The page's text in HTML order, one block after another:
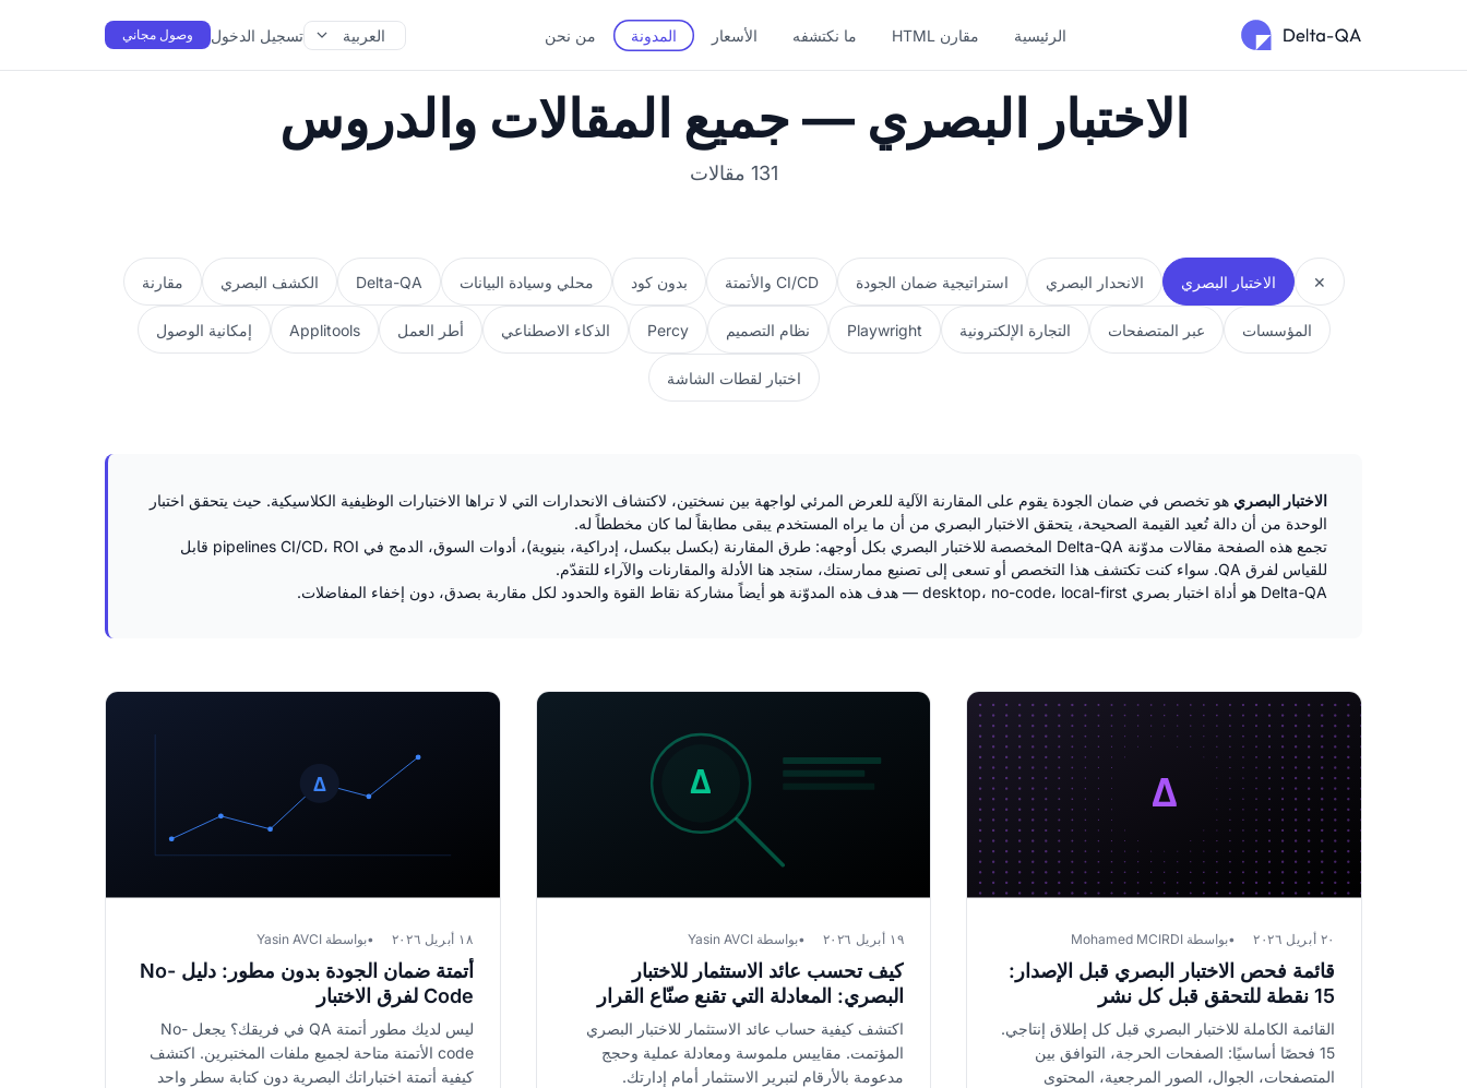
الرئيسية مقارن HTML ما نكتشفه الأسعار المدونة من نحن العربية تسجيل الدخول وصول مجاني
الاختبار البصري — جميع المقالات والدروس
131 مقالات
✕ الاختبار البصري الانحدار البصري استراتيجية ضمان الجودة CI/CD والأتمتة بدون كود محلي وسيادة البيانات Delta-QA الكشف البصري مقارنة
المؤسسات عبر المتصفحات التجارة الإلكترونية Playwright نظام التصميم Percy الذكاء الاصطناعي أطر العمل Applitools إمكانية الوصول
اختبار لقطات الشاشة
الاختبار البصري هو تخصص في ضمان الجودة يقوم على المقارنة الآلية للعرض المرئي لواجهة بين نسختين، لاكتشاف الانحدارات التي لا تراها الاختبارات الوظيفية الكلاسيكية. حيث يتحقق اختبار
الوحدة من أن دالة تُعيد القيمة الصحيحة، يتحقق الاختبار البصري من أن ما يراه المستخدم يبقى مطابقاً لما كان مخططاً له.
تجمع هذه الصفحة مقالات مدوّنة Delta-QA المخصصة للاختبار البصري بكل أوجهه: طرق المقارنة (بكسل ببكسل، إدراكية، بنيوية)، أدوات السوق، الدمج في pipelines CI/CD، ROI قابل
للقياس لفرق QA. سواء كنت تكتشف هذا التخصص أو تسعى إلى تصنيع ممارستك، ستجد هنا الأدلة والمقارنات والآراء للتقدّم.
Delta-QA هو أداة اختبار بصري desktop، no-code، local-first — هدف هذه المدوّنة هو أيضاً مشاركة نقاط القوة والحدود لكل مقاربة بصدق، دون إخفاء المفاضلات.
٢٠ أبريل ٢٠٢٦ بواسطة Mohamed MCIRDI
قائمة فحص الاختبار البصري قبل الإصدار:
15 نقطة للتحقق قبل كل نشر
القائمة الكاملة للاختبار البصري قبل كل إطلاق إنتاجي.
15 فحصًا أساسيًا: الصفحات الحرجة، التوافق بين
المتصفحات، الجوال، الصور المرجعية، المحتوى
١٩ أبريل ٢٠٢٦ بواسطة Yasin AVCI
كيف تحسب عائد الاستثمار للاختبار
البصري: المعادلة التي تقنع صنّاع القرار
اكتشف كيفية حساب عائد الاستثمار للاختبار البصري
المؤتمت. مقاييس ملموسة ومعادلة عملية وحجج
مدعومة بالأرقام لتبرير الاستثمار أمام إدارتك.
١٨ أبريل ٢٠٢٦ بواسطة Yasin AVCI
أتمتة ضمان الجودة بدون مطور: دليل No-
Code لفرق الاختبار
ليس لديك مطور أتمتة QA في فريقك؟ يجعل No-
code الأتمتة متاحة لجميع ملفات المختبرين. اكتشف
كيفية أتمتة اختباراتك البصرية دون كتابة سطر واحد